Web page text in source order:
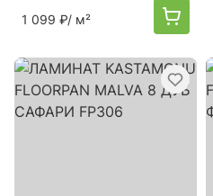
1 099 ₽/ м²